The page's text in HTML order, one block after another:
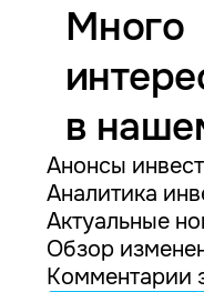
Много
в
Анонсы
Аналитика
Актуальные
Обзор
Комментарии